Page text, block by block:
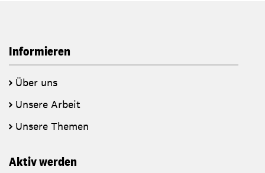
Informieren
Über uns
Unsere Arbeit
Unsere Themen
Aktiv werden